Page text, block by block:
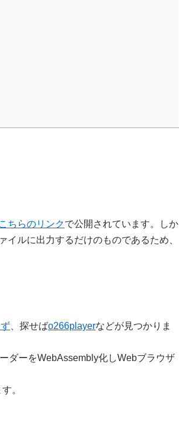
こちらのリンクで公開されています。しか
ルに出力するだけのものであるため、
、探せばo266playerなどが見つかりま
ダーをWebAssembly化しWebブラウザ
。